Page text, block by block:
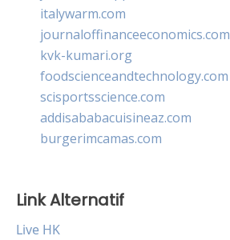
italywarm.com
journaloffinanceeconomics.com
kvk-kumari.org
foodscienceandtechnology.com
scisportsscience.com
addisababacuisineaz.com
burgerimcamas.com
Link Alternatif
Live HK